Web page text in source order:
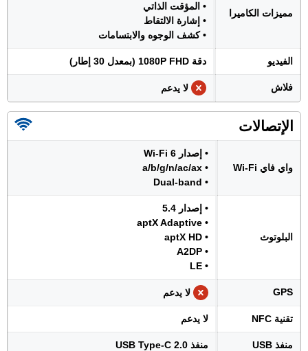
مميزات الكاميرا
• المؤقت الذاتي
• إشارة الالتقاط
• كشف الوجوه والابتسامات
الفيديو دقة 1080P FHD (بمعدل 30 إطار)
فلاش لا يدعم
الإتصالات
واي فاي Wi-Fi
• إصدار Wi-Fi 6
• a/b/g/n/ac/ax
• Dual-band
البلوتوث
• إصدار 5.4
• aptX Adaptive
• aptX HD
• A2DP
• LE
GPS لا يدعم
تقنية NFC لا يدعم
منفذ USB منفذ USB Type-C 2.0